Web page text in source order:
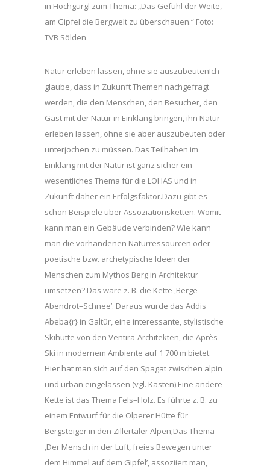
in Hochgurgl zum Thema: „Das Gefühl der Weite,
am Gipfel die Bergwelt zu überschauen.“ Foto:
TVB Sölden
Natur erleben lassen, ohne sie auszubeutenIch
glaube, dass in Zukunft Themen nachgefragt
werden, die den Menschen, den Besucher, den
Gast mit der Natur in Einklang bringen, ihn Natur
erleben lassen, ohne sie aber auszubeuten oder
unterjochen zu müssen. Das Teilhaben im
Einklang mit der Natur ist ganz sicher ein
wesentliches Thema für die LOHAS und in
Zukunft daher ein Erfolgsfaktor.Dazu gibt es
schon Beispiele über Assoziationsketten. Womit
kann man ein Gebäude verbinden? Wie kann
man die vorhandenen Naturressourcen oder
poetische bzw. archetypische Ideen der
Menschen zum Mythos Berg in Architektur
umsetzen? Das wäre z. B. die Kette ,Berge–
Abendrot–Schnee’. Daraus wurde das Addis
Abeba{r} in Galtür, eine interessante, stylistische
Skihütte von den Ventira-Architekten, die Après
Ski in modernem Ambiente auf 1 700 m bietet.
Hier hat man sich auf den Spagat zwischen alpin
und urban eingelassen (vgl. Kasten).Eine andere
Kette ist das Thema Fels–Holz. Es führte z. B. zu
einem Entwurf für die Olperer Hütte für
Bergsteiger in den Zillertaler Alpen;Das Thema
,Der Mensch in der Luft, freies Bewegen unter
dem Himmel auf dem Gipfel’, assoziiert man,